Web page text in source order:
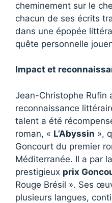
cheminement sur le
chacun de ses écrits
dans une épopée
quête personnelle
Impact et
Jean-Christophe Rufin
reconnaissance
talent a été
roman, « L’Abyssin »,
Goncourt du premier
Méditerranée. Il a par
prestigieux prix
Rouge Brésil ». Ses
plusieurs langues,